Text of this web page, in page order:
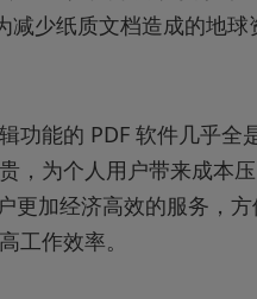
减少纸质文档造成的地球
功能的 PDF 软件几乎全
，为个人用户带来成本压
更加经济高效的服务，
工作效率。